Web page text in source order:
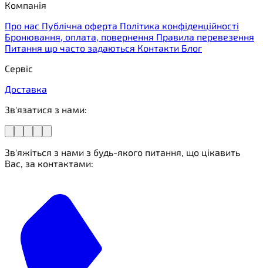
Компанія
Про нас Публічна оферта Політика конфіденційності
Бронювання, оплата, повернення Правила перевезення
Питання що часто задаються Контакти Блог
Сервіс
Доставка
Зв'язатися з нами:
Зв'яжіться з нами з будь-якого питання, що цікавить
Вас, за контактами: